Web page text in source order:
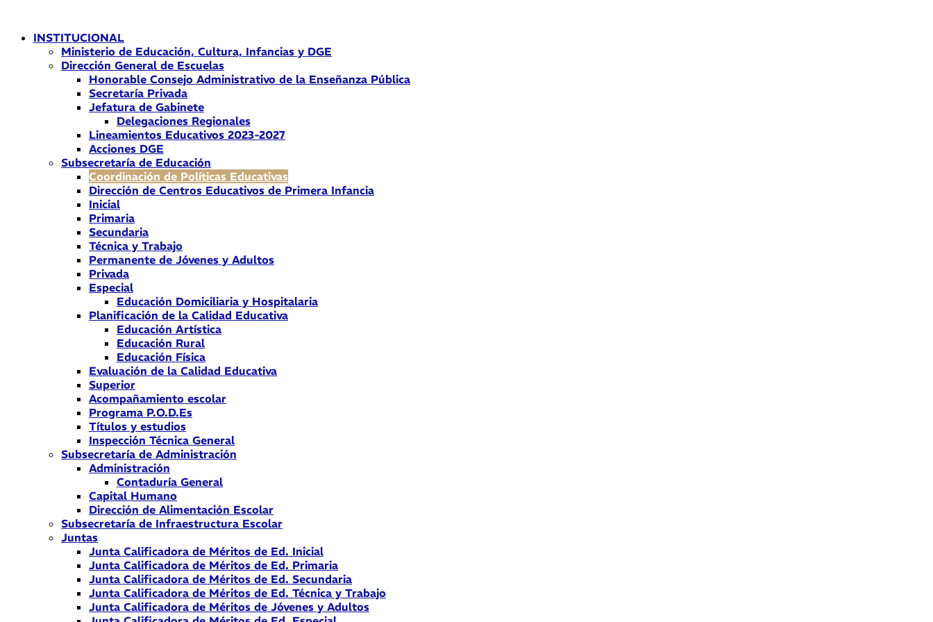
contenidoINSTITUCIONAL
Ministerio de Educación, Cultura, Infancias y DGE
Dirección General de Escuelas
Honorable Consejo Administrativo de la Enseñanza Pública
Secretaría Privada
Jefatura de Gabinete
Delegaciones Regionales
Lineamientos Educativos 2023-2027
Acciones DGE
Subsecretaría de Educación
Coordinación de Políticas Educativas
Dirección de Centros Educativos de Primera Infancia
Inicial
Primaria
Secundaria
Técnica y Trabajo
Permanente de Jóvenes y Adultos
Privada
Especial
Educación Domiciliaria y Hospitalaria
Planificación de la Calidad Educativa
Educación Artística
Educación Rural
Educación Física
Evaluación de la Calidad Educativa
Superior
Acompañamiento escolar
Programa P.O.D.Es
Títulos y estudios
Inspección Técnica General
Subsecretaría de Administración
Administración
Contaduría General
Capital Humano
Dirección de Alimentación Escolar
Subsecretaría de Infraestructura Escolar
Juntas
Junta Calificadora de Méritos de Ed. Inicial
Junta Calificadora de Méritos de Ed. Primaria
Junta Calificadora de Méritos de Ed. Secundaria
Junta Calificadora de Méritos de Ed. Técnica y Trabajo
Junta Calificadora de Méritos de Jóvenes y Adultos